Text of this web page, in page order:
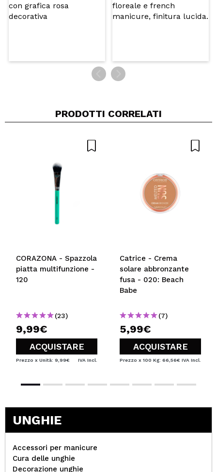
PRODOTTI CORRELATI
CORAZONA - Spazzola
piatta multifunzione -
120
(23)
9,99€
ACQUISTARE
Prezzo x Unità: 9,99€ IVA Incl.
Catrice - Crema
solare abbronzante
fusa - 020: Beach
Babe
(7)
5,99€
ACQUISTARE
Prezzo x 100 Kg: 66,56€ IVA Incl.
UNGHIE
Accessori per manicure
Cura delle unghie
Decorazione unghie